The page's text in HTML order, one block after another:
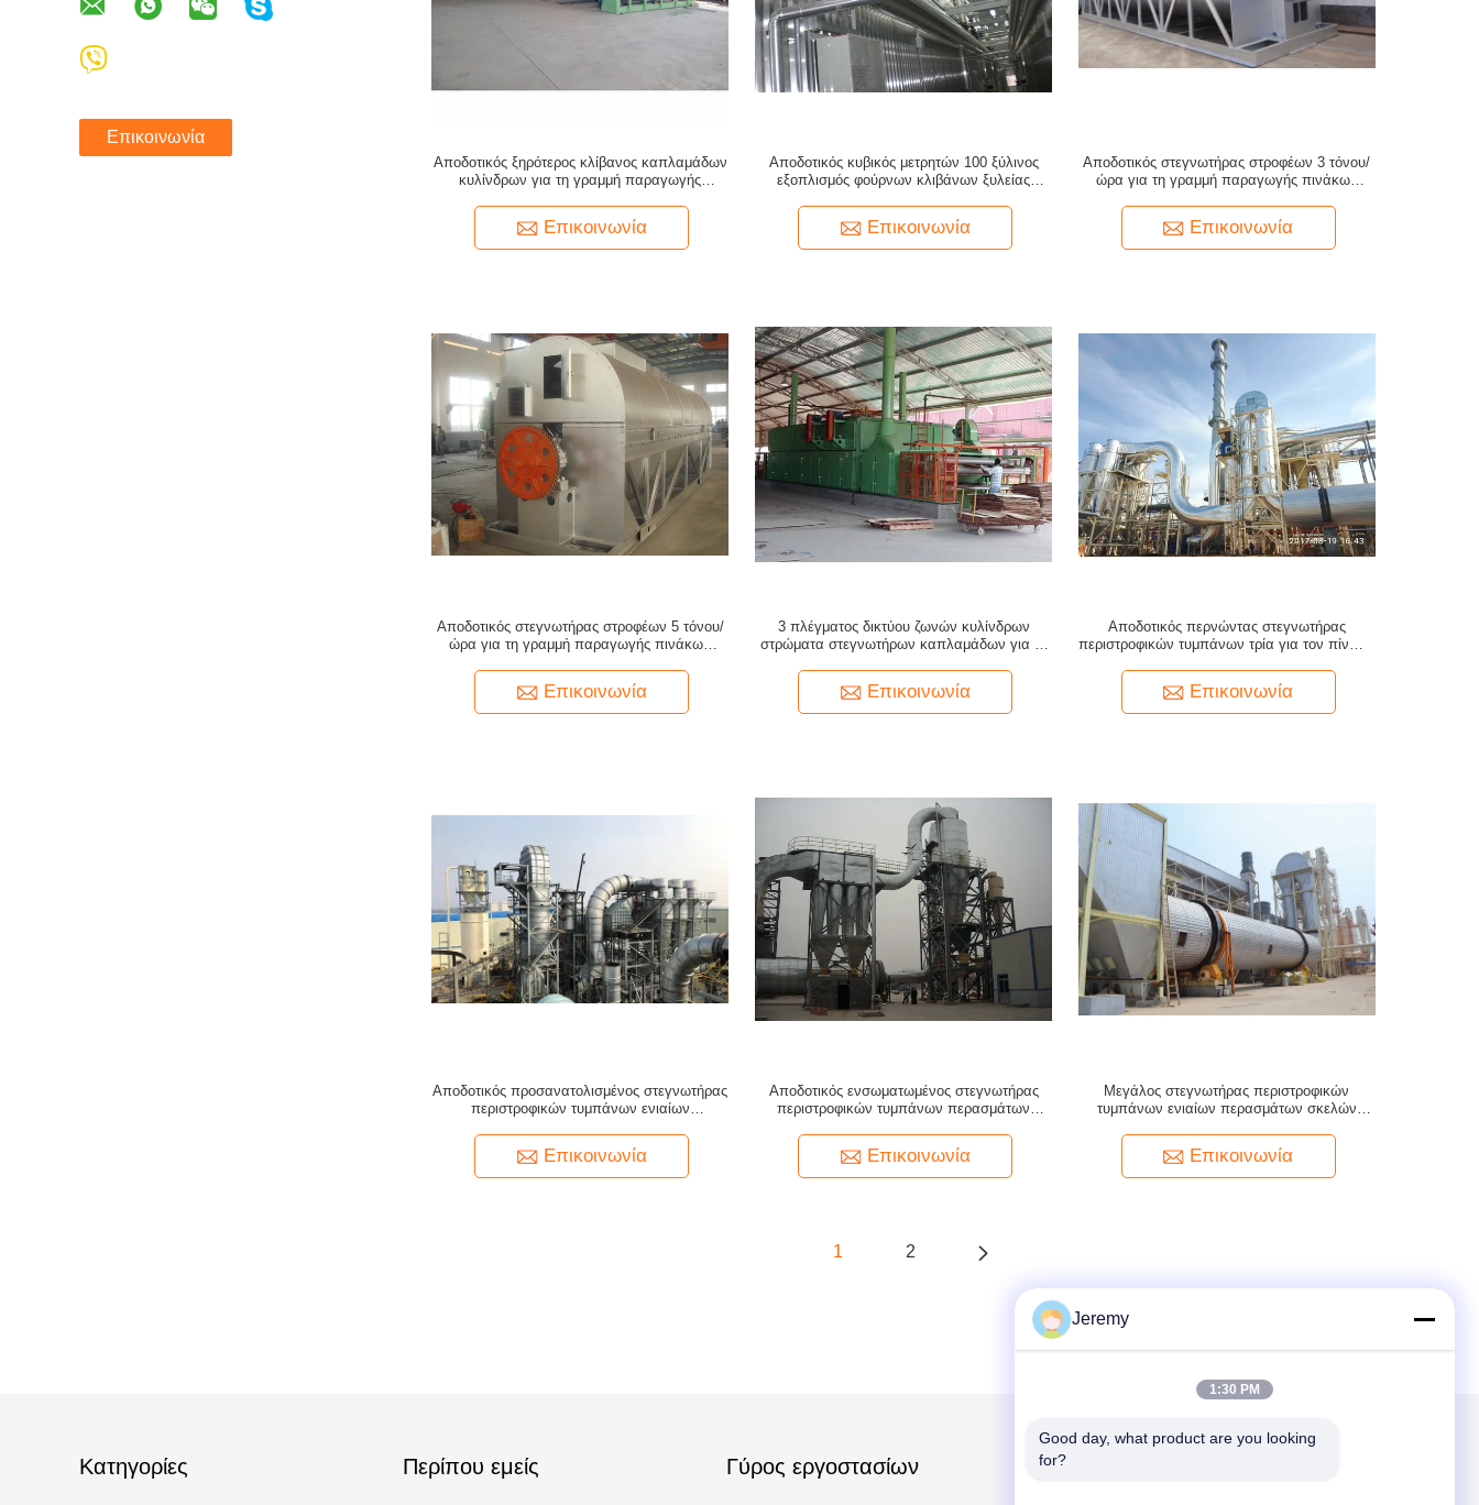
Επικοινωνία
Αποδοτικός ξηρότερος κλίβανος καπλαμάδων
κυλίνδρων για τη γραμμή παραγωγής
Επικοινωνία
Αποδοτικός κυβικός μετρητών 100 ξύλινος
εξοπλισμός φούρνων κλιβάνων ξυλείας
Επικοινωνία
Αποδοτικός στεγνωτήρας στροφέων 3 τόνου/
ώρα για τη γραμμή παραγωγής πινάκων
Επικοινωνία
Αποδοτικός στεγνωτήρας στροφέων 5 τόνου/
ώρα για τη γραμμή παραγωγής πινάκων
Επικοινωνία
3 πλέγματος δικτύου ζωνών κυλίνδρων
στρώματα στεγνωτήρων καπλαμάδων για τη
Επικοινωνία
Αποδοτικός περνώντας στεγνωτήρας
περιστροφικών τυμπάνων τρία για τον πίνακα
Επικοινωνία
Αποδοτικός προσανατολισμένος στεγνωτήρας
περιστροφικών τυμπάνων ενιαίων
Επικοινωνία
Αποδοτικός ενσωματωμένος στεγνωτήρας
περιστροφικών τυμπάνων περασμάτων
Επικοινωνία
Μεγάλος στεγνωτήρας περιστροφικών
τυμπάνων ενιαίων περασμάτων σκελών
Επικοινωνία
1 2
Κατηγορίες Περίπου εμείς Γύρος εργοστασίων Στείλτε μας μήνυμα
Jeremy
1:30 PM
Good day, what product are you looking
for?